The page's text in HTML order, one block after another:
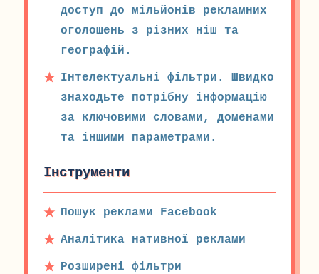
доступ до мільйонів рекламних
оголошень з різних ніш та
географій.
Інтелектуальні фільтри. Швидко
знаходьте потрібну інформацію
за ключовими словами, доменами
та іншими параметрами.
Інструменти
Пошук реклами Facebook
Аналітика нативної реклами
Розширені фільтри